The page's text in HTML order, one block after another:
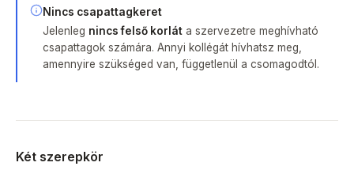
Nincs csapattagkeret
Jelenleg nincs felső korlát a szervezetre meghívható
csapattagok számára. Annyi kollégát hívhatsz meg,
amennyire szükséged van, függetlenül a csomagodtól.
Két szerepkör